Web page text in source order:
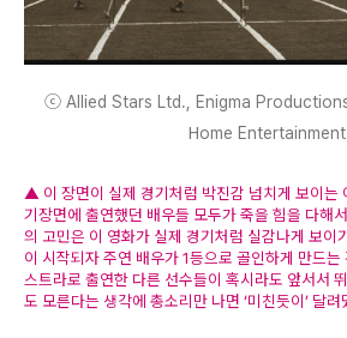
ⓒ Allied Stars Ltd., Enigma
Home
▲ 이 장면이 실제 경기처럼 박진감 넘치게 보이는
기장면에 출연했던 배우들 모두가 죽을 힘을 다해
의 고민은 이 영화가 실제 경기처럼 실감나게 보이
이 시작되자 주연 배우가 1등으로 골인하게 만드는
스트라로 출연한 다른 선수들이 혹시라도 앞서서
도 모른다는 생각에 총소리만 나면 ‘미친듯이’ 달